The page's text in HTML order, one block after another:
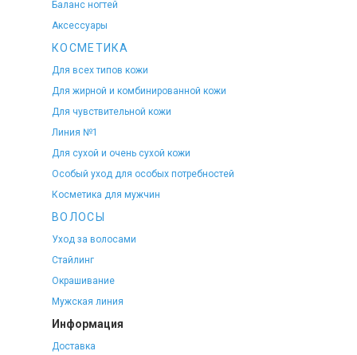
Баланс ногтей
Аксессуары
КОСМЕТИКА
Для всех типов кожи
Для жирной и комбинированной кожи
Для чувствительной кожи
Линия №1
Для сухой и очень сухой кожи
Особый уход для особых потребностей
Косметика для мужчин
ВОЛОСЫ
Уход за волосами
Стайлинг
Окрашивание
Мужская линия
Информация
Доставка